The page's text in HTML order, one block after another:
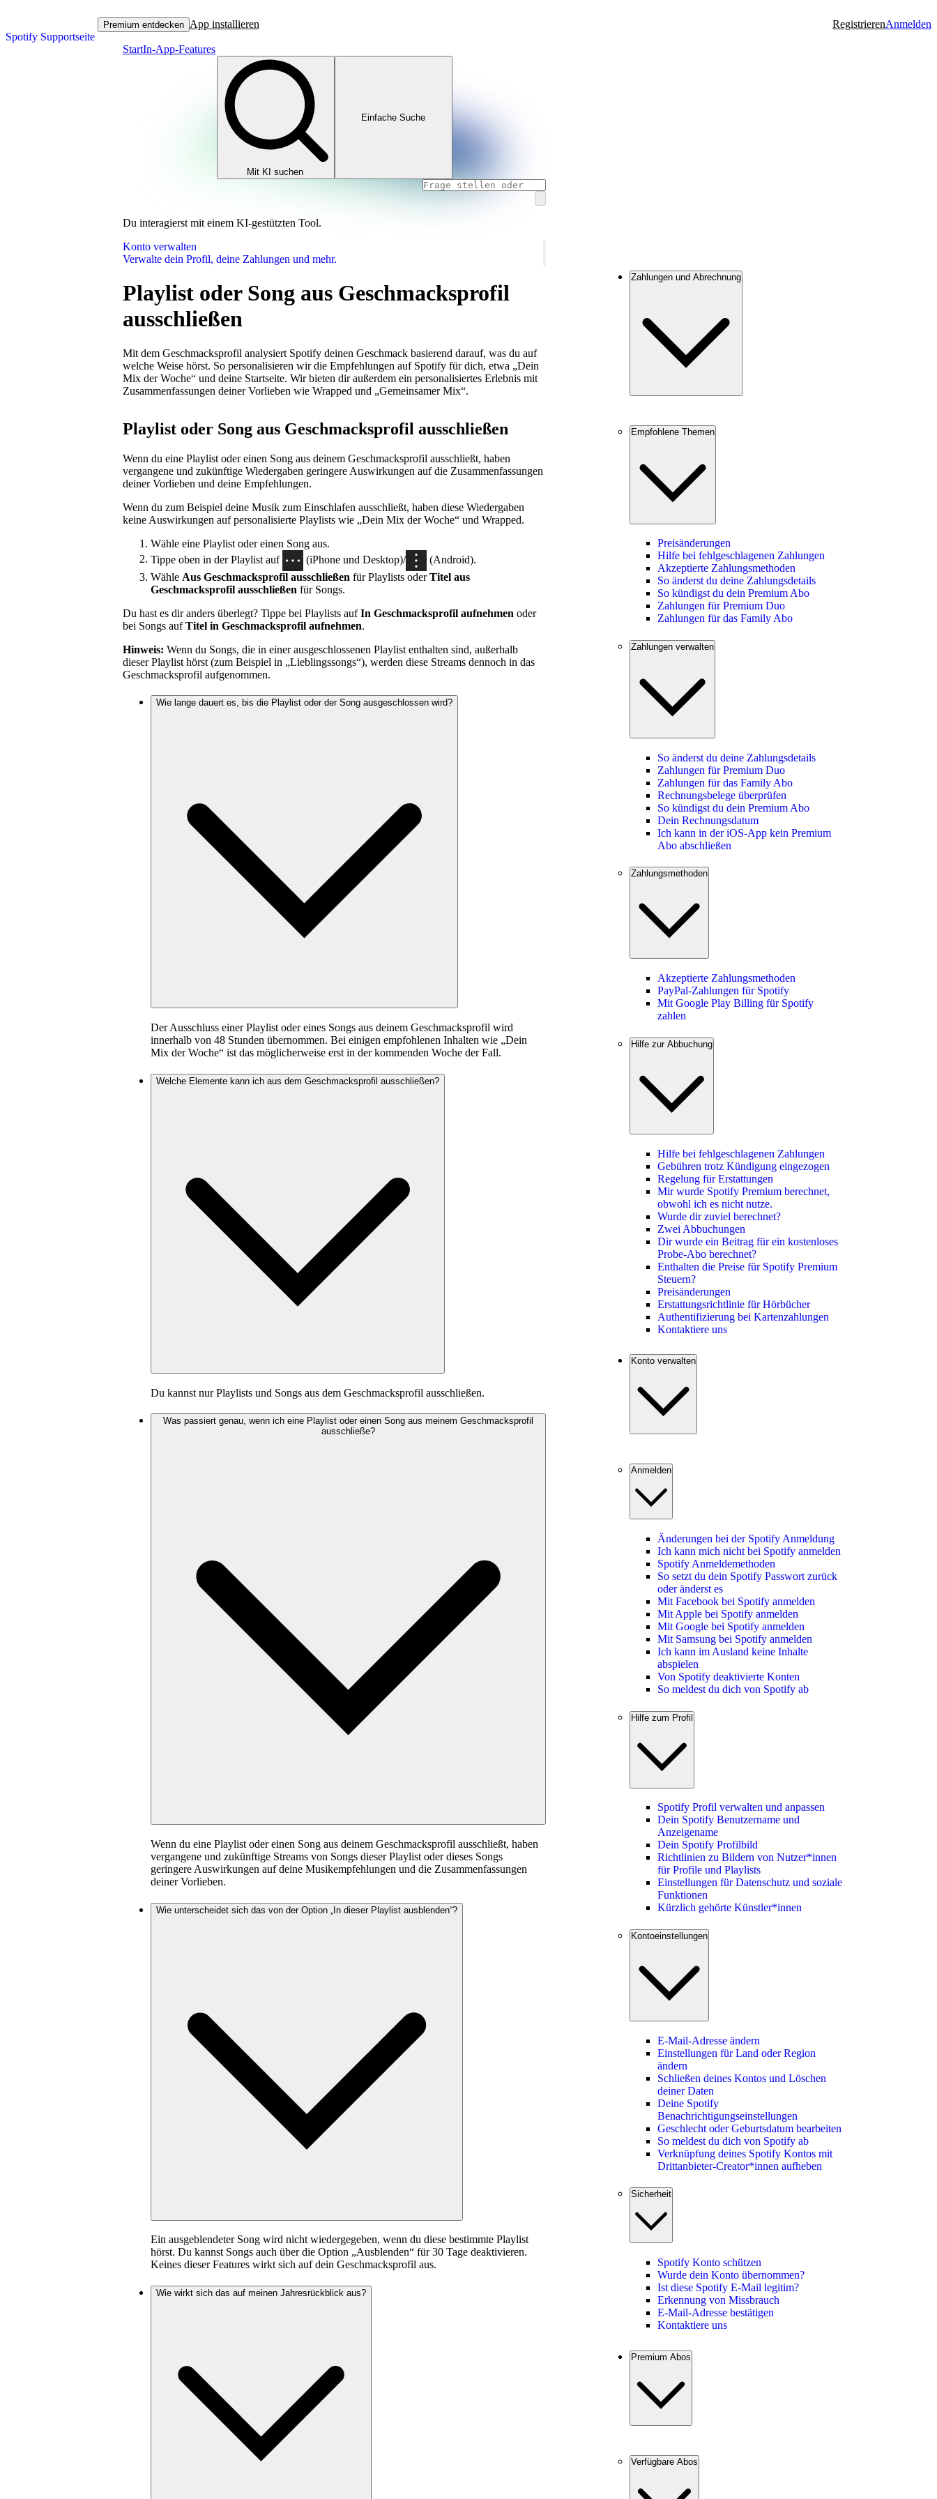
Spotify Supportseite
Premium entdecken App installieren RegistrierenAnmelden
StartIn-App-Features
Mit KI suchen
Einfache Suche
Du interagierst mit einem KI-gestützten Tool.
Konto verwalten
Verwalte dein Profil, deine Zahlungen und mehr.
Playlist oder Song aus Geschmacksprofil
ausschließen
Mit dem Geschmacksprofil analysiert Spotify deinen Geschmack basierend darauf, was du auf
welche Weise hörst. So personalisieren wir die Empfehlungen auf Spotify für dich, etwa „Dein
Mix der Woche“ und deine Startseite. Wir bieten dir außerdem ein personalisiertes Erlebnis mit
Zusammenfassungen deiner Vorlieben wie Wrapped und „Gemeinsamer Mix“.
Playlist oder Song aus Geschmacksprofil ausschließen
Wenn du eine Playlist oder einen Song aus deinem Geschmacksprofil ausschließt, haben
vergangene und zukünftige Wiedergaben geringere Auswirkungen auf die Zusammenfassungen
deiner Vorlieben und deine Empfehlungen.
Wenn du zum Beispiel deine Musik zum Einschlafen ausschließt, haben diese Wiedergaben
keine Auswirkungen auf personalisierte Playlists wie „Dein Mix der Woche“ und Wrapped.
Wähle eine Playlist oder einen Song aus.
Tippe oben in der Playlist auf
(iPhone und Desktop)/
(Android).
Wähle Aus Geschmacksprofil ausschließen für Playlists oderTitel aus
Geschmacksprofil ausschließen für Songs.
Du hast es dir anders überlegt? Tippe bei Playlists aufIn Geschmacksprofil aufnehmen oder
bei Songs aufTitel in Geschmacksprofil aufnehmen.
Hinweis: Wenn du Songs, die in einer ausgeschlossenen Playlist enthalten sind, außerhalb
dieser Playlist hörst (zum Beispiel in „Lieblingssongs“), werden diese Streams dennoch in das
Geschmacksprofil aufgenommen.
Wie lange dauert es, bis die Playlist oder der Song ausgeschlossen wird?
Der Ausschluss einer Playlist oder eines Songs aus deinem Geschmacksprofil wird
innerhalb von 48 Stunden übernommen. Bei einigen empfohlenen Inhalten wie „Dein
Mix der Woche“ ist das möglicherweise erst in der kommenden Woche der Fall.
Welche Elemente kann ich aus dem Geschmacksprofil ausschließen?
Du kannst nur Playlists und Songs aus dem Geschmacksprofil ausschließen.
Was passiert genau, wenn ich eine Playlist oder einen Song aus meinem Geschmacksprofil
ausschließe?
Wenn du eine Playlist oder einen Song aus deinem Geschmacksprofil ausschließt, haben
vergangene und zukünftige Streams von Songs dieser Playlist oder dieses Songs
geringere Auswirkungen auf deine Musikempfehlungen und die Zusammenfassungen
deiner Vorlieben.
Wie unterscheidet sich das von der Option „In dieser Playlist ausblenden“?
Ein ausgeblendeter Song wird nicht wiedergegeben, wenn du diese bestimmte Playlist
hörst. Du kannst Songs auch über die Option „Ausblenden“ für 30 Tage deaktivieren.
Keines dieser Features wirkt sich auf dein Geschmacksprofil aus.
Wie wirkt sich das auf meinen Jahresrückblick aus?
Zahlungen und Abrechnung
Empfohlene Themen
Preisänderungen
Hilfe bei fehlgeschlagenen Zahlungen
Akzeptierte Zahlungsmethoden
So änderst du deine Zahlungsdetails
So kündigst du dein Premium Abo
Zahlungen für Premium Duo
Zahlungen für das Family Abo
Zahlungen verwalten
So änderst du deine Zahlungsdetails
Zahlungen für Premium Duo
Zahlungen für das Family Abo
Rechnungsbelege überprüfen
So kündigst du dein Premium Abo
Dein Rechnungsdatum
Ich kann in der iOS-App kein Premium
Abo abschließen
Zahlungsmethoden
Akzeptierte Zahlungsmethoden
PayPal-Zahlungen für Spotify
Mit Google Play Billing für Spotify
zahlen
Hilfe zur Abbuchung
Hilfe bei fehlgeschlagenen Zahlungen
Gebühren trotz Kündigung eingezogen
Regelung für Erstattungen
Mir wurde Spotify Premium berechnet,
obwohl ich es nicht nutze.
Wurde dir zuviel berechnet?
Zwei Abbuchungen
Dir wurde ein Beitrag für ein kostenloses
Probe-Abo berechnet?
Enthalten die Preise für Spotify Premium
Steuern?
Preisänderungen
Erstattungsrichtlinie für Hörbücher
Authentifizierung bei Kartenzahlungen
Kontaktiere uns
Konto verwalten
Anmelden
Änderungen bei der Spotify Anmeldung
Ich kann mich nicht bei Spotify anmelden
Spotify Anmeldemethoden
So setzt du dein Spotify Passwort zurück
oder änderst es
Mit Facebook bei Spotify anmelden
Mit Apple bei Spotify anmelden
Mit Google bei Spotify anmelden
Mit Samsung bei Spotify anmelden
Ich kann im Ausland keine Inhalte
abspielen
Von Spotify deaktivierte Konten
So meldest du dich von Spotify ab
Hilfe zum Profil
Spotify Profil verwalten und anpassen
Dein Spotify Benutzername und
Anzeigename
Dein Spotify Profilbild
Richtlinien zu Bildern von Nutzer*innen
für Profile und Playlists
Einstellungen für Datenschutz und soziale
Funktionen
Kürzlich gehörte Künstler*innen
Kontoeinstellungen
E-Mail-Adresse ändern
Einstellungen für Land oder Region
ändern
Schließen deines Kontos und Löschen
deiner Daten
Deine Spotify
Benachrichtigungseinstellungen
Geschlecht oder Geburtsdatum bearbeiten
So meldest du dich von Spotify ab
Verknüpfung deines Spotify Kontos mit
Drittanbieter-Creator*innen aufheben
Sicherheit
Spotify Konto schützen
Wurde dein Konto übernommen?
Ist diese Spotify E-Mail legitim?
Erkennung von Missbrauch
E-Mail-Adresse bestätigen
Kontaktiere uns
Premium Abos
Verfügbare Abos